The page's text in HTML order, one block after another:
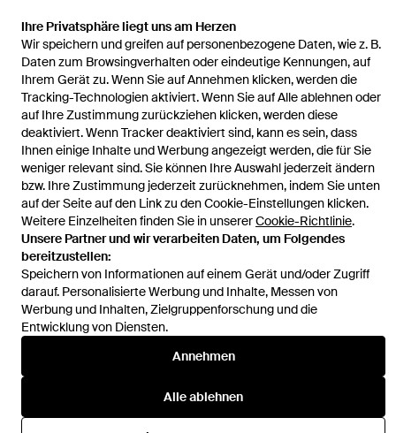
Ihre Privatsphäre liegt uns am Herzen
Wir speichern und greifen auf personenbezogene Daten, wie z. B.
Daten zum Browsingverhalten oder eindeutige Kennungen, auf
Ihrem Gerät zu. Wenn Sie auf Annehmen klicken, werden die
Tracking-Technologien aktiviert. Wenn Sie auf Alle ablehnen oder
auf Ihre Zustimmung zurückziehen klicken, werden diese
deaktiviert. Wenn Tracker deaktiviert sind, kann es sein, dass
Ihnen einige Inhalte und Werbung angezeigt werden, die für Sie
weniger relevant sind. Sie können Ihre Auswahl jederzeit ändern
bzw. Ihre Zustimmung jederzeit zurücknehmen, indem Sie unten
auf der Seite auf den Link zu den Cookie-Einstellungen klicken.
Weitere Einzelheiten finden Sie in unsererCookie-Richtlinie.
Unsere Partner und wir verarbeiten Daten, um Folgendes
bereitzustellen:
Speichern von Informationen auf einem Gerät und/oder Zugriff
darauf. Personalisierte Werbung und Inhalte, Messen von
Werbung und Inhalten, Zielgruppenforschung und die
Entwicklung von Diensten.
Annehmen
Alle ablehnen
Startseite Damen Jacken Mantel Mit Shearling-Futter Und Gürtel
Hilfe und Informationen